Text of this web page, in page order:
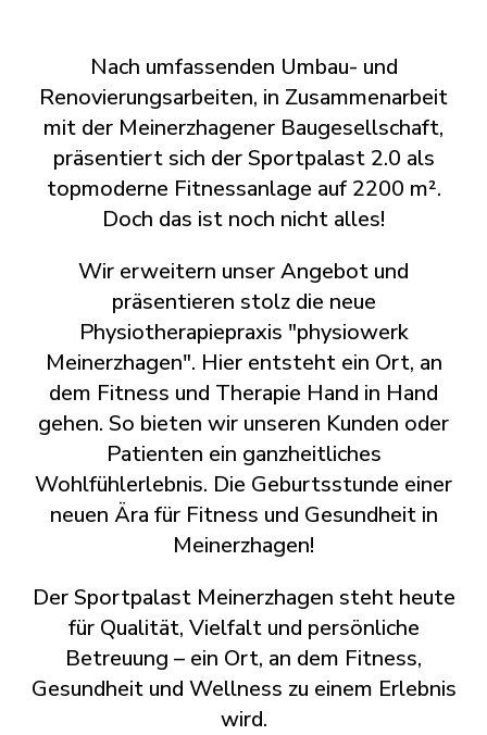
Nach umfassenden Umbau- und
Renovierungsarbeiten, in Zusammenarbeit
mit der Meinerzhagener Baugesellschaft,
präsentiert sich der Sportpalast 2.0 als
topmoderne Fitnessanlage auf 2200 m².
Doch das ist noch nicht alles!
Wir erweitern unser Angebot und
präsentieren stolz die neue
Physiotherapiepraxis "physiowerk
Meinerzhagen". Hier entsteht ein Ort, an
dem Fitness und Therapie Hand in Hand
gehen. So bieten wir unseren Kunden oder
Patienten ein ganzheitliches
Wohlfühlerlebnis. Die Geburtsstunde einer
neuen Ära für Fitness und Gesundheit in
Meinerzhagen!
Der Sportpalast Meinerzhagen steht heute
für Qualität, Vielfalt und persönliche
Betreuung – ein Ort, an dem Fitness,
Gesundheit und Wellness zu einem Erlebnis
wird.